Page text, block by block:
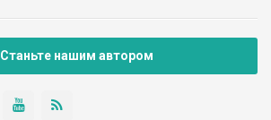
Станьте нашим автором